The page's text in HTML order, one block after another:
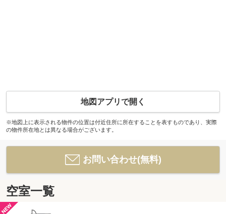
地図アプリで開く
※地図上に表示される物件の位置は付近住所に所在することを表すものであり、実際
の物件所在地とは異なる場合がございます。
お問い合わせ(無料)
空室一覧